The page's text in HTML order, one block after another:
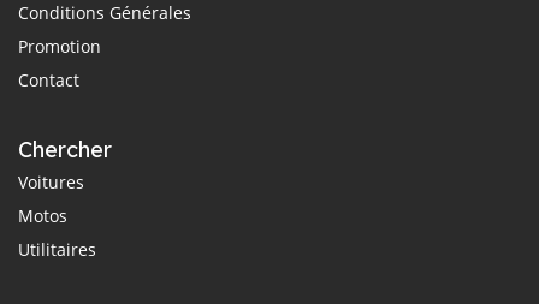
Conditions Générales
Promotion
Contact
Chercher
Voitures
Motos
Utilitaires